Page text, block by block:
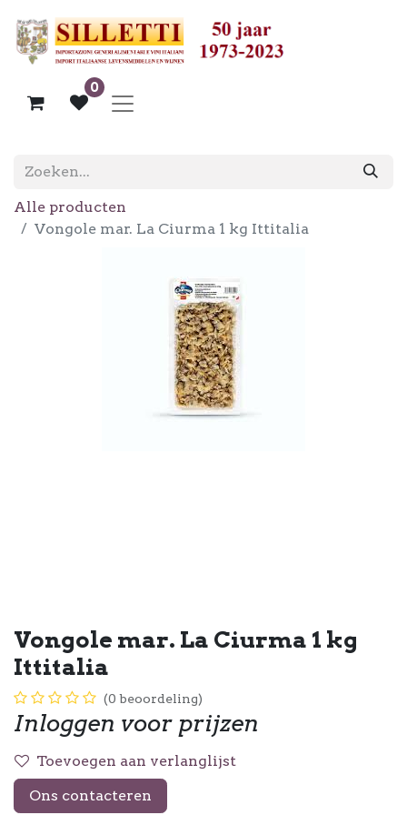
0
Alle producten
Vongole mar. La Ciurma 1 kg Ittitalia
Vongole mar. La Ciurma 1 kg
Ittitalia
(0 beoordeling)
Inloggen voor prijzen
Toevoegen aan verlanglijst
Ons contacteren